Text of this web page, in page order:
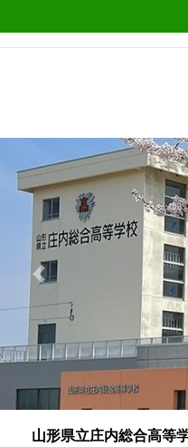
Previous
山形県立庄内総合高等